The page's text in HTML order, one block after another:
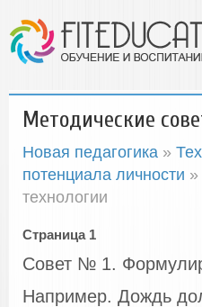
Методические
Новая педагогика »
потенциала личности
технологии
Страница 1
Совет № 1.
Например. Дождь